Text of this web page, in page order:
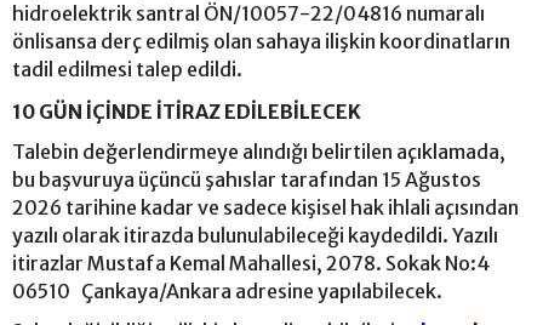
hidroelektrik santral ÖN/10057-22/04816 numaralı
önlisansa derç edilmiş olan sahaya ilişkin koordinatların
tadil edilmesi talep edildi.
10 GÜN İÇİNDE İTİRAZ EDİLEBİLECEK
Talebin değerlendirmeye alındığı belirtilen açıklamada,
bu başvuruya üçüncü şahıslar tarafından 15 Ağustos
2026 tarihine kadar ve sadece kişisel hak ihlali açısından
yazılı olarak itirazda bulunulabileceği kaydedildi. Yazılı
itirazlar Mustafa Kemal Mahallesi, 2078. Sokak No:4
06510 Çankaya/Ankara adresine yapılabilecek.